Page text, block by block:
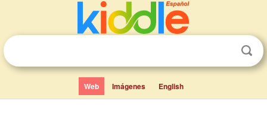
Web Imágenes English